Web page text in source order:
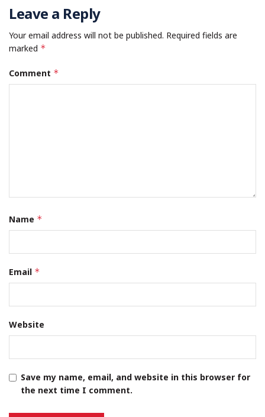
Leave a Reply
Your email address will not be published. Required fields are
marked *
Comment *
Name *
Email *
Website
Save my name, email, and website in this browser for
the next time I comment.